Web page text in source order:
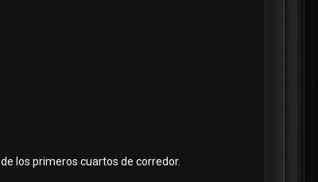
los primeros cuartos de corredor.